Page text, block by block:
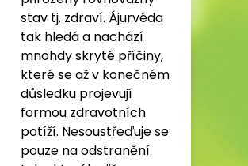
stav tj. zdraví. Ájurvéda
tak hledá a nachází
mnohdy skryté příčiny,
které se až v konečném
důsledku projevují
formou zdravotních
potíží. Nesoustřeďuje se
pouze na odstranění